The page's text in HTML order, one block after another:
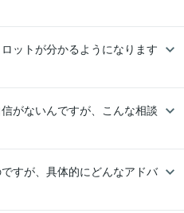
ットが分かるようになります
がないんですが、こんな相談
すが、具体的にどんなアドバ